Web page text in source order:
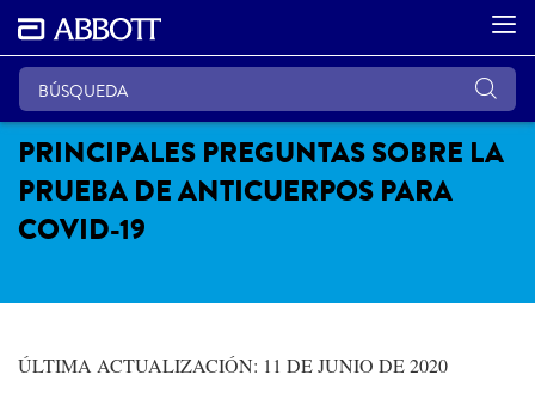
PRINCIPALES PREGUNTAS SOBRE LA
PRUEBA DE ANTICUERPOS PARA
COVID-19
ÚLTIMA ACTUALIZACIÓN: 11 DE JUNIO DE 2020